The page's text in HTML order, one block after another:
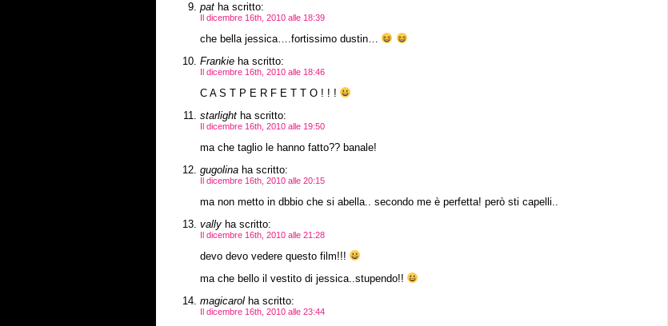
patha scritto:
Il dicembre 16th, 2010 alle 18:39
che bella jessica….fortissimo dustin…
Frankieha scritto:
Il dicembre 16th, 2010 alle 18:46
C A S T P E R F E T T O ! ! !
starlightha scritto:
Il dicembre 16th, 2010 alle 19:50
ma che taglio le hanno fatto?? banale!
gugolinaha scritto:
Il dicembre 16th, 2010 alle 20:15
ma non metto in dbbio che si abella.. secondo me è perfetta! però sti capelli..
vallyha scritto:
Il dicembre 16th, 2010 alle 21:28
devo devo vedere questo film!!!
ma che bello il vestito di jessica..stupendo!!
magicarolha scritto:
Il dicembre 16th, 2010 alle 23:44